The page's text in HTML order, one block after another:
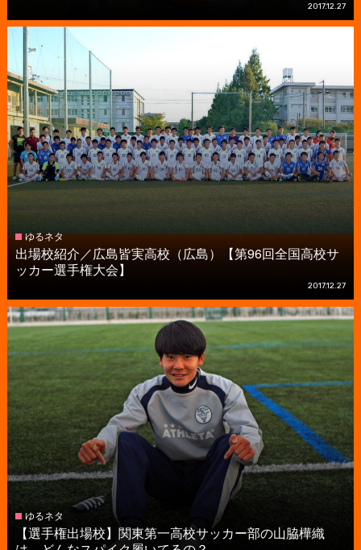
2017.12.27
ゆるネタ
出場校紹介／広島皆実高校（広島）【第96回全国高校サ
ッカー選手権大会】
2017.12.27
ゆるネタ
【選手権出場校】関東第一高校サッカー部の山脇樺織